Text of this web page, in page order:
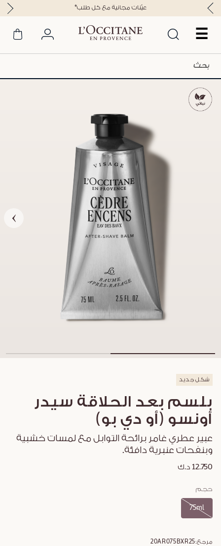
☰
*عيّنات مجانية مع كل طلب
شكل جديد
بلسم بعد الحلاقة سيدر
أونسو (أو دي بو)
عبير عطري غامر برائحة التوابل مع لمسات خشبية
وبنفحات عنبرية دافئة.
12.750 د.ك
حجم
75ml
مرجع:20AR075BXR25